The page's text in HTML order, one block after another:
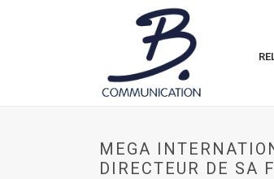
MEGA
DIRECTEUR DE SA